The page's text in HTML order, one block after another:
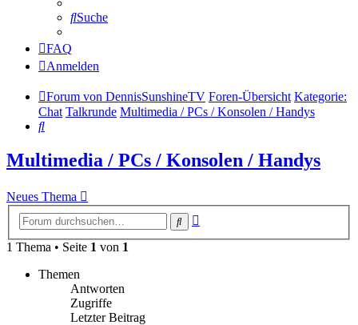
Suche
FAQ
Anmelden
Forum von DennisSunshineTV Foren-Übersicht Kategorie:
Chat Talkrunde Multimedia / PCs / Konsolen / Handys
Suche
Multimedia / PCs / Konsolen / Handys
Neues Thema
Suche
1 Thema • Seite 1 von 1
Themen
Antworten
Zugriffe
Letzter Beitrag